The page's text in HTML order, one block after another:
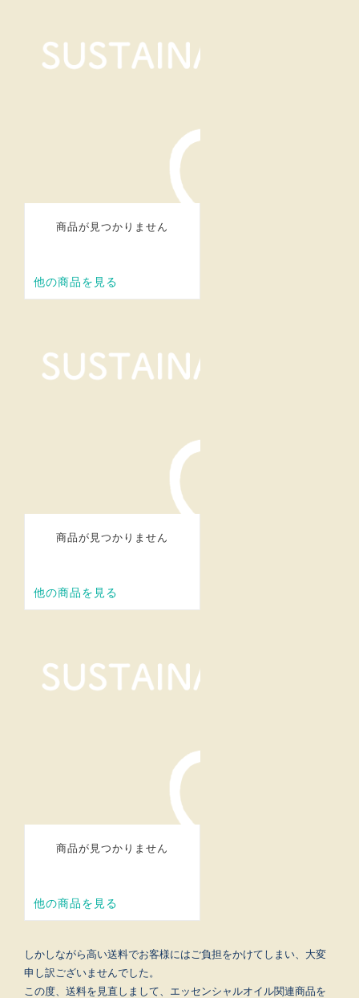
しかしながら高い送料でお客様にはご負担をかけてしまい、大変
申し訳ございませんでした。
この度、送料を見直しまして、エッセンシャルオイル関連商品を